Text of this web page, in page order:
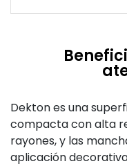
Dekton es una
compacta con alta
rayones, y las
aplicación